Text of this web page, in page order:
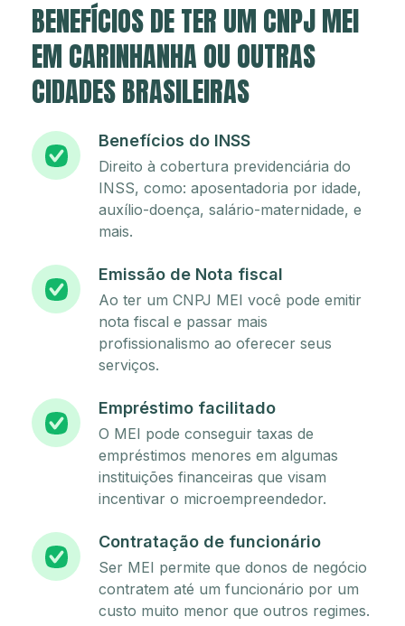
BENEFÍCIOS DE TER UM CNPJ MEI
EM CARINHANHA OU OUTRAS
CIDADES BRASILEIRAS
Benefícios do INSS
Direito à cobertura previdenciária do
INSS, como: aposentadoria por idade,
auxílio-doença, salário-maternidade, e
mais.
Emissão de Nota fiscal
Ao ter um CNPJ MEI você pode emitir
nota fiscal e passar mais
profissionalismo ao oferecer seus
serviços.
Empréstimo facilitado
O MEI pode conseguir taxas de
empréstimos menores em algumas
instituições financeiras que visam
incentivar o microempreendedor.
Contratação de funcionário
Ser MEI permite que donos de negócio
contratem até um funcionário por um
custo muito menor que outros regimes.